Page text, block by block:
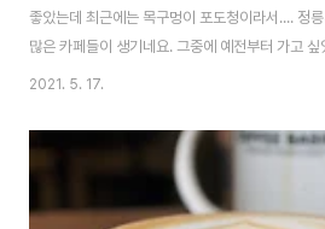
좋았는데 최근에는 목구멍이 포도청이라서.... 정
많은 카페들이 생기네요. 그중에 예전부터 가고
인들과 함께 들렀습니다. 1,2층으로 구성되어 있고
부담스럽더군요. 나름 커피맛도 있고 은은한 재즈
릉천이 흘러 분위기도 있습니다. 다만 2층엔 도서
한자리씩을 차지해서 영~ 암튼 커피맛 좋습니
2021. 5. 17.